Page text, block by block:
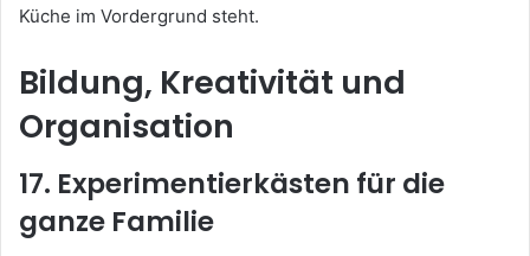
Küche im Vordergrund steht.
Bildung, Kreativität und
Organisation
17. Experimentierkästen für die
ganze Familie